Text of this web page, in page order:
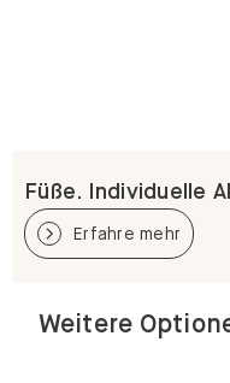
Füße. Individuelle
Erfahre mehr
Weitere